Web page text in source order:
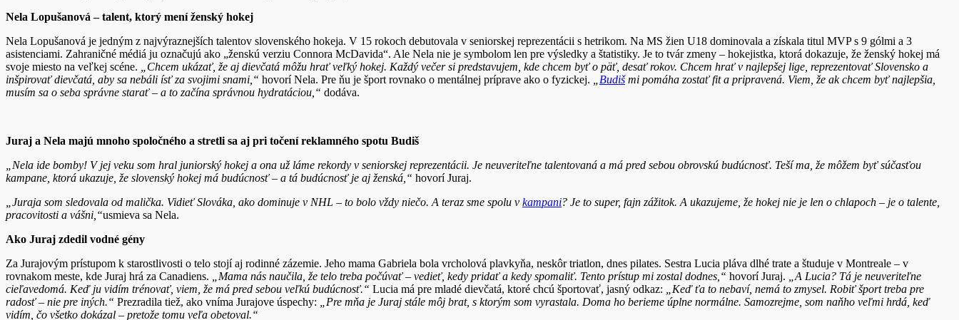
Nela Lopušanová – talent, ktorý mení ženský hokej
Nela Lopušanová je jedným z najvýraznejších talentov slovenského hokeja. V 15 rokoch debutovala v seniorskej reprezentácii s hetrikom. Na MS žien U18 dominovala a získala titul MVP s 9 gólmi a 3
asistenciami. Zahraničné médiá ju označujú ako „ženskú verziu Connora McDavida“. Ale Nela nie je symbolom len pre výsledky a štatistiky. Je to tvár zmeny – hokejistka, ktorá dokazuje, že ženský hokej má
svoje miesto na veľkej scéne.
„Chcem ukázať, že aj dievčatá môžu hrať veľký hokej. Každý večer si predstavujem, kde chcem byť o päť, desať rokov. Chcem hrať v najlepšej lige, reprezentovať Slovensko a
inšpirovať dievčatá, aby sa nebáli ísť za svojimi snami,“ hovorí Nela. Pre ňu je šport rovnako o mentálnej príprave ako o fyzickej. Budišmi pomáha zostať fit a pripravená. Viem, že ak chcem byť najlepšia,
musím sa o seba správne starať – a to začína správnou hydratáciou,“ dodáva.
Juraj a Nela majú mnoho spoločného a stretli sa aj pri točení reklamného spotu Budiš
„Nela ide bomby! V jej veku som hral juniorský hokej a ona už láme rekordy v seniorskej reprezentácii. Je neuveriteľne talentovaná a má pred sebou obrovskú budúcnosť. Teší ma, že môžem byť súčasťou
kampane, ktorá ukazuje, že slovenský hokej má budúcnosť – a tá budúcnosť je aj ženská,“ hovorí Juraj.
„Juraja som sledovala od malička. Vidieť Slováka, ako dominuje v NHL – to bolo vždy niečo. A teraz sme spolu v kampani? Je to super, fajn zážitok. A ukazujeme, že hokej nie je len o chlapoch – je o talente,
pracovitosti a vášni,“usmieva sa Nela.
Ako Juraj zdedil vodné gény
Za Jurajovým prístupom k starostlivosti o telo stojí aj rodinné zázemie. Jeho mama Gabriela bola vrcholová plavkyňa, neskôr triatlon, dnes pilates. Sestra Lucia pláva dlhé trate a študuje v Montreale – v
rovnakom meste, kde Juraj hrá za Canadiens.
„Mama nás naučila, že telo treba počúvať – vedieť, kedy pridať a kedy spomaliť. Tento prístup mi zostal dodnes,“ hovorí Juraj.
„A Lucia? Tá je neuveriteľne
cieľavedomá. Keď ju vidím trénovať, viem, že má pred sebou veľkú budúcnosť.“ Lucia má pre mladé dievčatá, ktoré chcú športovať, jasný odkaz:
„Keď ťa to nebaví, nemá to zmysel. Robiť šport treba pre
radosť – nie pre iných.“ Prezradila tiež, ako vníma Jurajove úspechy:
Pre mňa je Juraj stále môj brat, s ktorým som vyrastala. Doma ho berieme úplne normálne. Samozrejme, som naňho veľmi hrdá, keď
vidím, čo všetko dokázal – pretože tomu veľa obetoval.“